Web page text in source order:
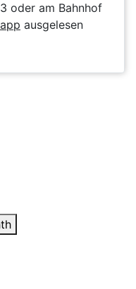
oder am Bahnhof
ausgelesen